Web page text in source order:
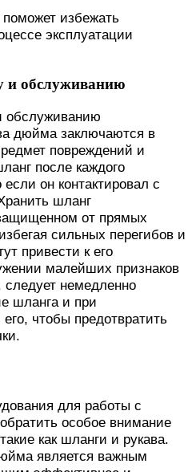
избежать
эксплуатации
и обслуживанию
обслуживанию
дюйма заключаются в
повреждений и
после каждого
он контактировал с
шланг
от прямых
сильных перегибов и
привести к его
малейших признаков
немедленно
шланга и при
чтобы предотвратить
для работы с
особое внимание
как шланги и рукава.
является важным